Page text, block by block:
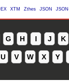
XTM Zthes JSON
G H I J K
U V W X Y